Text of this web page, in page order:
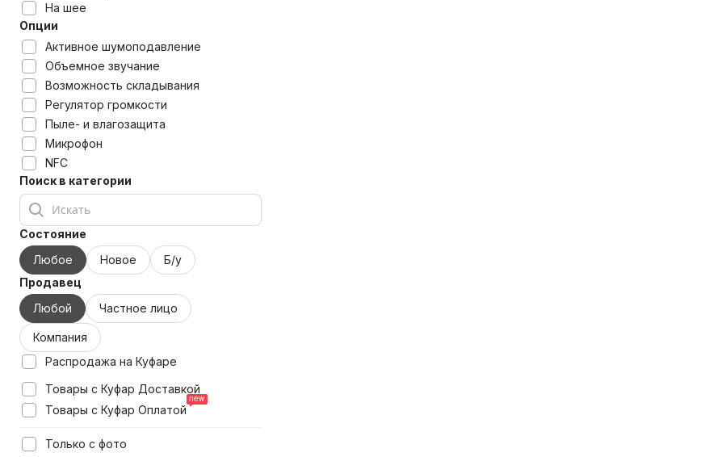
На шее
Опции
Активное шумоподавление
Объемное звучание
Возможность складывания
Регулятор громкости
Пыле- и влагозащита
Микрофон
NFC
Поиск в категории
Состояние
Любое
Новое
Б/у
Продавец
Любой
Частное лицо
Компания
Распродажа на Куфаре
Товары с Куфар Доставкой
Товары с Куфар Оплатой
Только с фото